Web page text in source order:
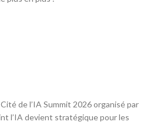
de l’IA Summit 2026 organisé par
l’IA devient stratégique pour les